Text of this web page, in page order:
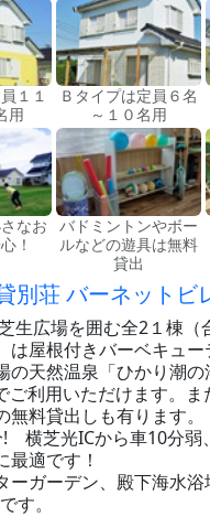
１１
用
Ｂタイプは定員６名
～１０名用
なお
！
バドミントンやボー
ルなどの遊具は無料
貸出
別荘 バーネットビ
生広場を囲む全2１棟（
は屋根付きバーベキュー
の天然温泉「ひかり潮
ご利用いただけます。
無料貸出しも有ります。
横芝光ICから車10分弱
最適です！
ーガーデン、殿下海水
す。